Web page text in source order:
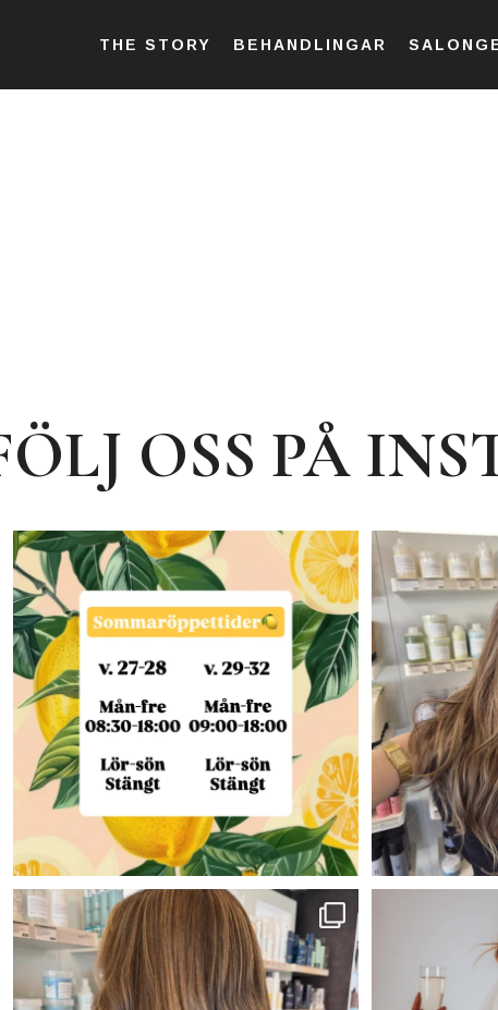
THE STORY BEHANDLINGAR
OSS PÅ
Våra öppettider under sommaren🍋🌼
v. 27-28 ...
7 0
Solkyssta slingor☀️
Frisör-Evelina🎨...
33 1
Wilmas och